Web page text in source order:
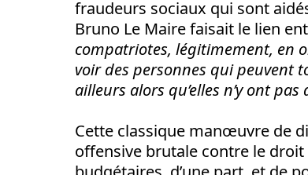
fraudeurs sociaux qui sont
Bruno Le Maire faisait le lien
compatriotes, légitimement, en
voir des personnes qui peuvent
ailleurs alors qu’elles n’y ont pas
Cette classique manœuvre de
offensive brutale contre le droit